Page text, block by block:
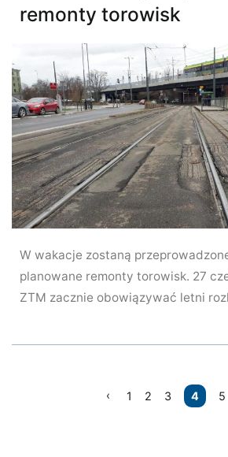
remonty torowisk
W wakacje zostaną
planowane remonty torowisk. 27
ZTM zacznie obowiązywać letni
Nawigacja
1 2 3 4 5